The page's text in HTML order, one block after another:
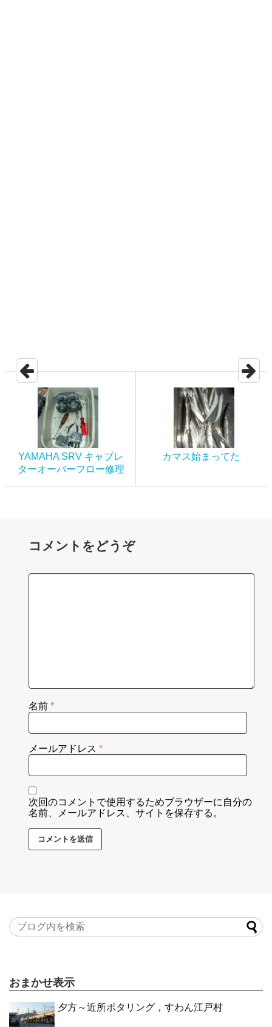
YAMAHA SRV キャブレ
ターオーバーフロー修理
カマス始まってた
コメントをどうぞ
名前 *
メールアドレス *
次回のコメントで使用するためブラウザーに自分の
名前、メールアドレス、サイトを保存する。
おまかせ表示
夕方～近所ポタリング，すわん江戸村